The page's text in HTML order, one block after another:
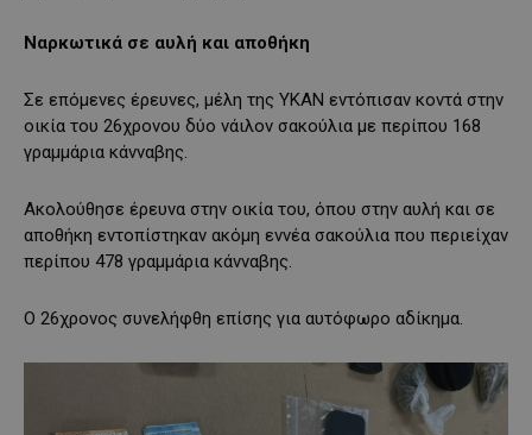
Ναρκωτικά σε αυλή και αποθήκη
Σε επόμενες έρευνες, μέλη της ΥΚΑΝ εντόπισαν κοντά στην
οικία του 26χρονου δύο νάιλον σακούλια με περίπου 168
γραμμάρια κάνναβης.
Ακολούθησε έρευνα στην οικία του, όπου στην αυλή και σε
αποθήκη εντοπίστηκαν ακόμη εννέα σακούλια που περιείχαν
περίπου 478 γραμμάρια κάνναβης.
Ο 26χρονος συνελήφθη επίσης για αυτόφωρο αδίκημα.